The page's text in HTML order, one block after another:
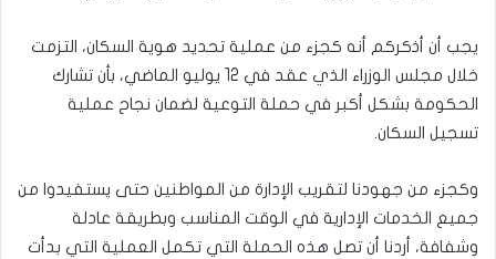
يجب أن أذكركم أنه كجزء من عملية تحديد هوية السكان، التزمت
خلال مجلس الوزراء الذي عقد في 12 يوليو الماضي، بأن تشارك
الحكومة بشكل أكبر في حملة التوعية لضمان نجاح عملية
تسجيل السكان.
وكجزء من جهودنا لتقريب الإدارة من المواطنين حتى يستفيدوا من
جميع الخدمات الإدارية في الوقت المناسب وبطريقة عادلة
وشفافة، أردنا أن تصل هذه الحملة التي تكمل العملية التي بدأت